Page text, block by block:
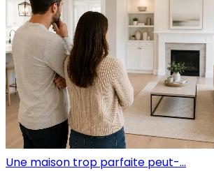
Une maison trop parfaite peut-...